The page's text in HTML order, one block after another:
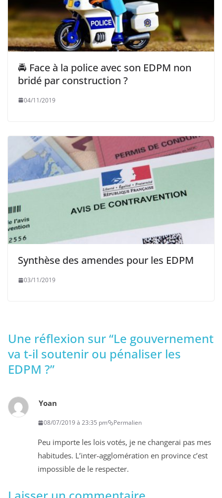
🚔 Face à la police avec son EDPM non
bridé par construction ?
04/11/2019
Synthèse des amendes pour les EDPM
03/11/2019
Une réflexion sur “Le gouvernement
va t-il soutenir ou pénaliser les
EDPM ?”
Yoan
08/07/2019 à 23:35 pm Permalien
Peu importe les lois votés, je ne changerai pas mes
habitudes. L’inter-agglomération en province c’est
impossible de le respecter.